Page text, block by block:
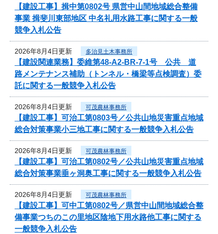
【建設工事】揖中第0802号 県営中山間地域総合整備
事業 揖斐川東部地区 中名礼用水路工事に関する一般
競争入札公告
2026年8月4日更新 多治見土木事務所
【建設関連業務】委維第48-A2-BR-7-1号 公共 道
路メンテナンス補助（トンネル・橋梁等点検調査）委
託に関する一般競争入札公告
2026年8月4日更新 可茂農林事務所
【建設工事】可治工第0803号／公共山地災害重点地域
総合対策事業小三地工事に関する一般競争入札公告
2026年8月4日更新 可茂農林事務所
【建設工事】可治工第0802号／公共山地災害重点地域
総合対策事業垂ヶ洞奥工事に関する一般競争入札公告
2026年8月4日更新 可茂農林事務所
【建設工事】可中工第0802号／県営中山間地域総合整
備事業つちのこの里地区陰地下用水路他工事に関する
一般競争入札公告